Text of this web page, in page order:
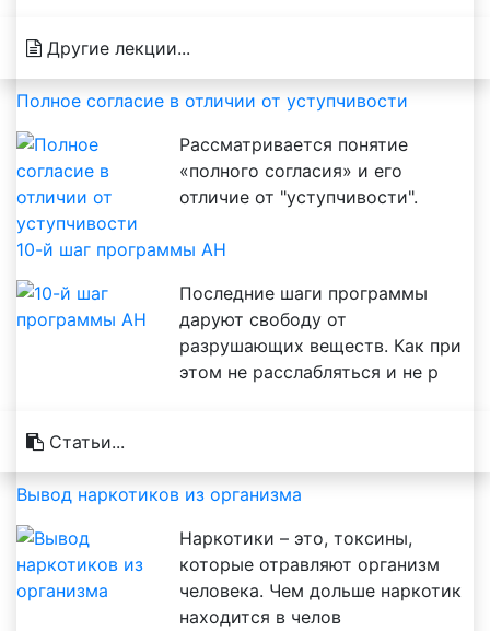
Другие лекции...
Полное согласие в отличии от уступчивости
Рассматривается понятие
«полного согласия» и его
отличие от "уступчивости".
10-й шаг программы АН
Последние шаги программы
даруют свободу от
разрушающих веществ. Как при
этом не расслабляться и не р
Статьи...
Вывод наркотиков из организма
Наркотики – это, токсины,
которые отравляют организм
человека. Чем дольше наркотик
находится в челов